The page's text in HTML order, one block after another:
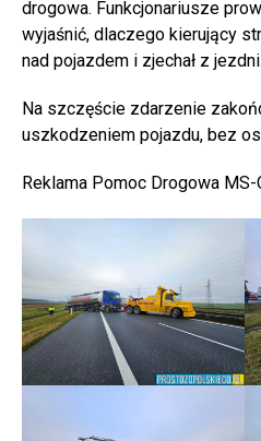
drogowa. Funkcjonariusze
wyjaśnić, dlaczego kierujący
nad pojazdem i zjechał z jezdni.
Na szczęście zdarzenie
uszkodzeniem pojazdu, bez
Reklama Pomoc Drogowa